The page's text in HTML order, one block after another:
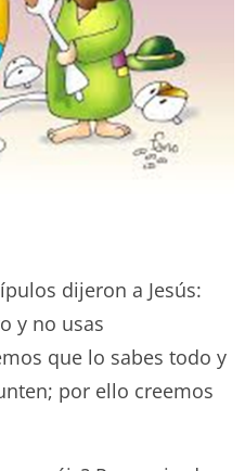
dijeron a Jesús:
y no usas
que lo sabes todo y
por ello creemos